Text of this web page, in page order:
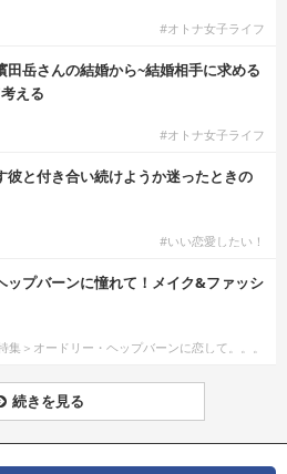
#オトナ女子ライフ
田岳さんの結婚から~結婚相手に求める
える
#オトナ女子ライフ
彼と付き合い続けようか迷ったときの
#いい恋愛したい！
ップバーンに憧れて！メイク&ファッシ
集＞オードリー・ヘップバーンに恋して。。。
続きを見る